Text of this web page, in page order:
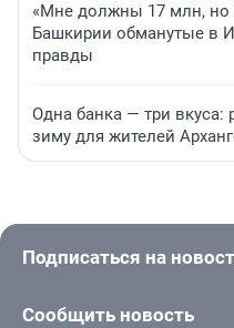
«Мне должны 17 млн, но
Башкирии обманутые в
правды
Одна банка — три вкуса:
зиму для жителей
Подписаться на
Сообщить новость